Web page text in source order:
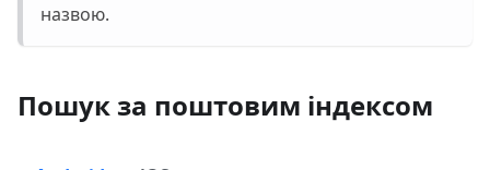
назвою.
Пошук за поштовим індексом